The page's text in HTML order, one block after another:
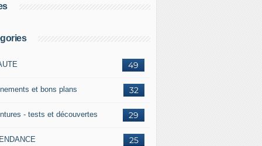
49
32
et bons plans
29
- tests et découvertes
25